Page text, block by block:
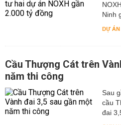
Ninh
DỰ ÁN
Cầu Thượng Cát trên
năm thi công
Sau
cầu
đai